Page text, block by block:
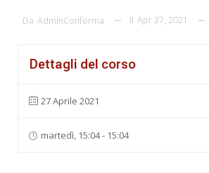
Da AdminConforma Il Apr 27, 2021
Dettagli del corso
27 Aprile 2021
martedì, 15:04 - 15:04